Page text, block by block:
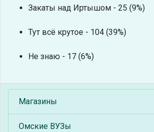
Закаты над Иртышом - 25 (9%)
Тут всё крутое - 104 (39%)
Не знаю - 17 (6%)
Магазины
Омские ВУЗы